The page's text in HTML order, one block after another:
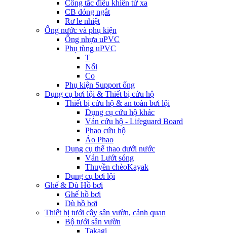
Công tắc điều khiển từ xa
CB đóng ngắt
Rơ le nhiệt
Ống nước và phụ kiện
Ống nhựa uPVC
Phụ tùng uPVC
T
Nối
Co
Phụ kiện Support ống
Dụng cụ bơi lội & Thiết bị cứu hộ
Thiết bị cứu hộ & an toàn bơi lội
Dụng cụ cứu hộ khác
Ván cứu hộ - Lifeguard Board
Phao cứu hộ
Áo Phao
Dụng cụ thể thao dưới nước
Ván Lướt sóng
Thuyền chèoKayak
Dụng cụ bơi lội
Ghế & Dù Hồ bơi
Ghế hồ bơi
Dù hồ bơi
Thiết bị tưới cây sân vườn, cảnh quan
Bộ tưới sân vườn
Takagi